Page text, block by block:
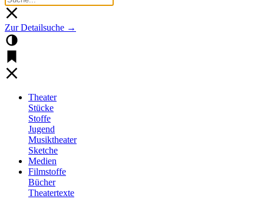
Zur Detailsuche →
Theater
Stücke
Stoffe
Jugend
Musiktheater
Sketche
Medien
Filmstoffe
Bücher
Theatertexte